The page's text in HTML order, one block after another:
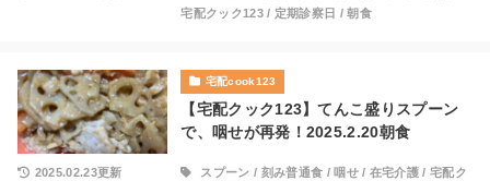
宅配クック123/ 定期診察日 /朝食
宅配cook123
【宅配クック123】てんこ盛りスプーン
で、咽せが再発！2025.2.20朝食
2025.02.23更新 スプーン / 刻み普通食 / 咽せ/ 在宅介護 /宅配ク